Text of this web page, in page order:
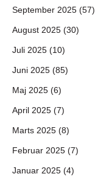
September 2025 (57)
August 2025 (30)
Juli 2025 (10)
Juni 2025 (85)
Maj 2025 (6)
April 2025 (7)
Marts 2025 (8)
Februar 2025 (7)
Januar 2025 (4)